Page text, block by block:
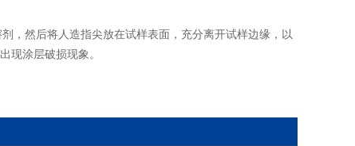
，然后将人造指尖放在试样表面，充分离开试样边缘，以
现涂层破损现象。